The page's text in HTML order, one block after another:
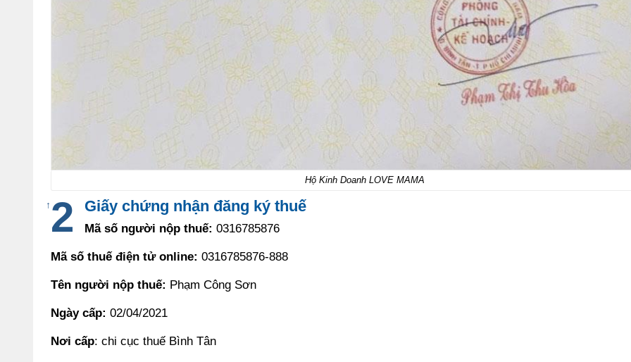
Hộ Kinh Doanh LOVE MAMA
↑ Giấy chứng nhận đăng ký thuế
Mã số người nộp thuế: 0316785876
Mã số thuế điện tử online: 0316785876-888
Tên người nộp thuế: Phạm Công Sơn
Ngày cấp: 02/04/2021
Nơi cấp: chi cục thuế Bình Tân